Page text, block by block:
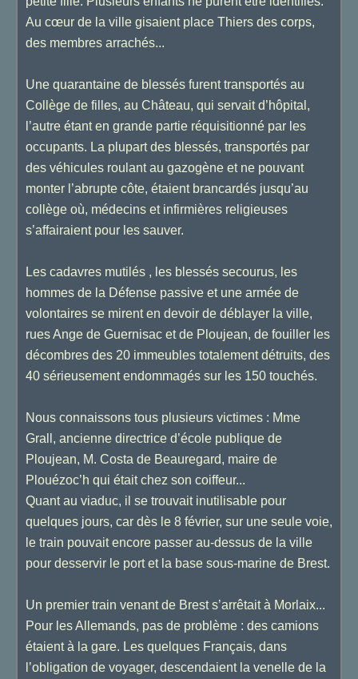
Au cœur de la ville gisaient place Thiers des corps,
des membres arrachés...
Une quarantaine de blessés furent transportés au
Collège de filles, au Château, qui servait d’hôpital,
l’autre étant en grande partie réquisitionné par les
occupants. La plupart des blessés, transportés par
des véhicules roulant au gazogène et ne pouvant
monter l’abrupte côte, étaient brancardés jusqu’au
collège où, médecins et infirmières religieuses
s’affairaient pour les sauver.
Les cadavres mutilés , les blessés secourus, les
hommes de la Défense passive et une armée de
volontaires se mirent en devoir de déblayer la ville,
rues Ange de Guernisac et de Ploujean, de fouiller les
décombres des 20 immeubles totalement détruits, des
40 sérieusement endommagés sur les 150 touchés.
Nous connaissons tous plusieurs victimes : Mme
Grall, ancienne directrice d’école publique de
Ploujean, M. Costa de Beauregard, maire de
Plouézoc’h qui était chez son coiffeur...
Quant au viaduc, il se trouvait inutilisable pour
quelques jours, car dès le 8 février, sur une seule voie,
le train pouvait encore passer au-dessus de la ville
pour desservir le port et la base sous-marine de Brest.
Un premier train venant de Brest s’arrêtait à Morlaix...
Pour les Allemands, pas de problème : des camions
étaient à la gare. Les quelques Français, dans
l’obligation de voyager, descendaient la venelle de la